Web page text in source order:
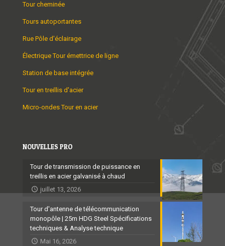
Tour cheminée
Tours autoportantes
Rue Pôle d'éclairage
Électrique Tour émettrice de ligne
Station de base intégrée
Tour en treillis d'acier
Micro-ondes Tour en acier
NOUVELLES PRO
Tour de transmission de puissance en
treillis en acier galvanisé à chaud
juillet 13, 2026
Tour d'antenne de télécommunication
monopôle | 25m HDG Steel Spécifications
techniques & Analyse technique
Mai 16, 2026